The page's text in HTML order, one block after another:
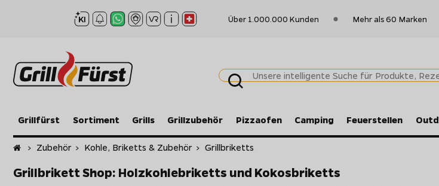
Über 1.000.000 Kunden Mehr als 60 Marken
Grillfürst Sortiment Grills Grillzubehör Pizzaofen Camping Feuerstellen
Startseite
> Zubehör > Kohle, Briketts & Zubehör > Grillbriketts
Grillbrikett Shop: Holzkohlebriketts und Kokosbriketts